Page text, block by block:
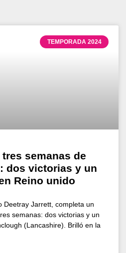
TEMPORADA 2024
semanas de
dos victorias y un
Reino unido
Deetray Jarrett, completa un
semanas: dos victorias y un
(Lancashire). Brilló en la